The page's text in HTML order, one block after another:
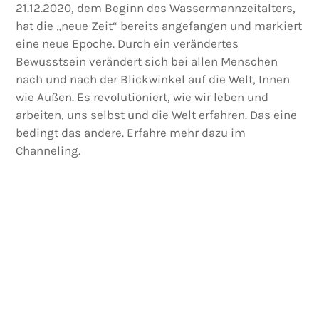
21.12.2020, dem Beginn des Wassermannzeitalters,
hat die „neue Zeit“ bereits angefangen und markiert
eine neue Epoche. Durch ein verändertes
Bewusstsein verändert sich bei allen Menschen
nach und nach der Blickwinkel auf die Welt, Innen
wie Außen. Es revolutioniert, wie wir leben und
arbeiten, uns selbst und die Welt erfahren. Das eine
bedingt das andere. Erfahre mehr dazu im
Channeling.